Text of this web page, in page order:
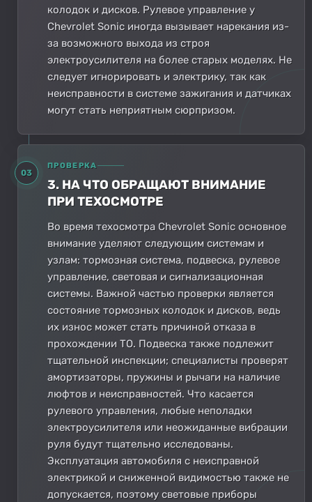
колодок и дисков. Рулевое управление у
Chevrolet Sonic иногда вызывает нарекания из-
за возможного выхода из строя
электроусилителя на более старых моделях. Не
следует игнорировать и электрику, так как
неисправности в системе зажигания и датчиках
могут стать неприятным сюрпризом.
03
ПРОВЕРКА
3. НА ЧТО ОБРАЩАЮТ ВНИМАНИЕ
ПРИ ТЕХОСМОТРЕ
Во время техосмотра Chevrolet Sonic основное
внимание уделяют следующим системам и
узлам: тормозная система, подвеска, рулевое
управление, световая и сигнализационная
системы. Важной частью проверки является
состояние тормозных колодок и дисков, ведь
их износ может стать причиной отказа в
прохождении ТО. Подвеска также подлежит
тщательной инспекции; специалисты проверят
амортизаторы, пружины и рычаги на наличие
люфтов и неисправностей. Что касается
рулевого управления, любые неполадки
электроусилителя или неожиданные вибрации
руля будут тщательно исследованы.
Эксплуатация автомобиля с неисправной
электрикой и сниженной видимостью также не
допускается, поэтому световые приборы